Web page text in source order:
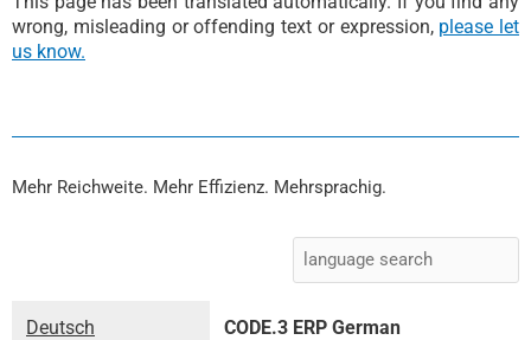
wrong, misleading or offending text or expression, please let
us know.
Mehr Reichweite. Mehr Effizienz. Mehrsprachig.
Deutsch CODE.3 ERP German